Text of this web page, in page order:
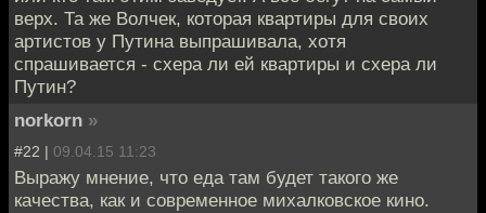
верх. Та же Волчек, которая квартиры для своих
артистов у Путина выпрашивала, хотя
спрашивается - схера ли ей квартиры и схера ли
Путин?
norkorn »
#22 | 09.04.15 11:23
Выражу мнение, что еда там будет такого же
качества, как и современное михалковское кино.